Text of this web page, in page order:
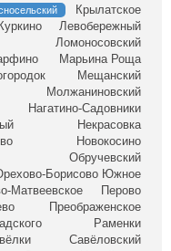
Крылатское
Куркино
Левобережный
Ломоносовский
Марьина Роща
Мещанский
Молжаниновский
Нагатино-Садовники
Некрасовка
Новокосино
Обручевский
Борисово Южное
Матвеевское
Перово
Преображенское
Раменки
Савёловский